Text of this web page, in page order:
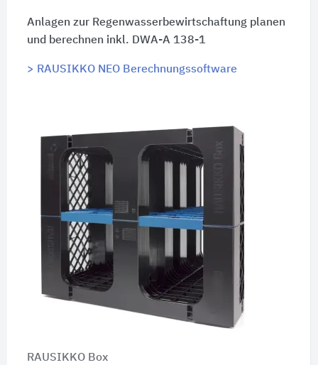
Anlagen zur Regenwasserbewirtschaftung planen
und berechnen inkl. DWA-A 138-1
> RAUSIKKO NEO Berechnungssoftware
RAUSIKKO Box